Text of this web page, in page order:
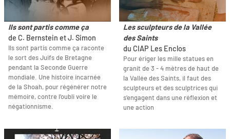
Ils sont partis comme ça
de C. Bernstein et J. Simon
Ils sont partis comme ça raconte
le sort des Juifs de Bretagne
pendant la Seconde Guerre
mondiale. Une histoire incarnée
de la Shoah, pour régénérer notre
mémoire, contre l’oubli voire le
négationnisme.
Les sculpteurs de la Vallée
des Saints
du CIAP Les Enclos
Pour ériger les mille statues en
granit de 3 - 4 mètres de haut de
la Vallée des Saints, il faut des
sculpteurs et des sculptrices qui
s’engagent dans une réflexion et
une action